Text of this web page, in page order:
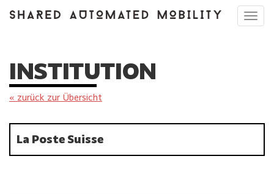
INSTITUTION
« zurück zur Übersicht
La Poste Suisse